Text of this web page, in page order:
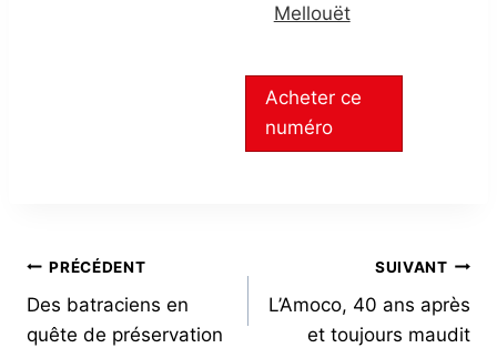
Mellouët
Acheter ce
numéro
NAVIGATION
DE
PRÉCÉDENT
Des batraciens en
quête de préservation
SUIVANT
L’Amoco, 40 ans après
et toujours maudit